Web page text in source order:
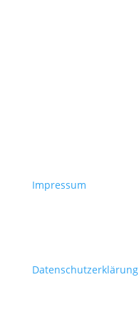
Impressum
Datenschutzerklärung